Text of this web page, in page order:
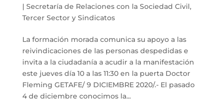
| Secretaría de Relaciones con la Sociedad Civil,
Tercer Sector y Sindicatos
La formación morada comunica su apoyo a las
reivindicaciones de las personas despedidas e
invita a la ciudadanía a acudir a la manifestación
este jueves día 10 a las 11:30 en la puerta Doctor
Fleming GETAFE/ 9 DICIEMBRE 2020/.- El pasado
4 de diciembre conocimos la...